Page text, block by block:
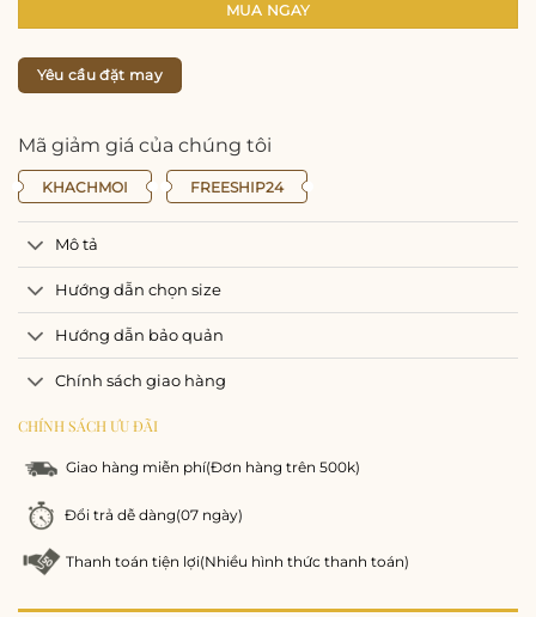
MUA NGAY
Yêu cầu đặt may
Mã giảm giá của chúng tôi
KHACHMOI FREESHIP24
Mô tả
Hướng dẫn chọn size
Hướng dẫn bảo quản
Chính sách giao hàng
CHÍNH SÁCH ƯU ĐÃI
Giao hàng miễn phí(Đơn hàng trên 500k)
Đổi trả dễ dàng(07 ngày)
Thanh toán tiện lợi(Nhiều hình thức thanh toán)